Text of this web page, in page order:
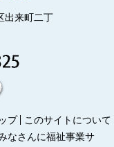
出来町二丁
プ
このサイトについて
なさんに福祉事業サ